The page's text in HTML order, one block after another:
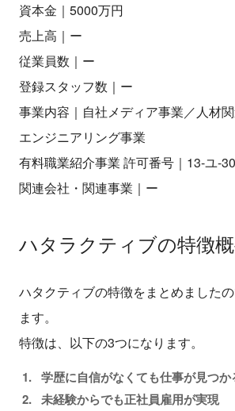
資本金｜5000万円
売上高｜ー
従業員数｜ー
登録スタッフ数｜ー
事業内容｜自社メディア事業／人材
エンジニアリング事業
有料職業紹介事業 許可番号｜13-ユ-
関連会社・関連事業｜ー
ハタラクティブの特徴
ハタクティブの特徴をまとめました
ます。
特徴は、以下の3つになります。
学歴に自信がなくても仕事が見つか
未経験からでも正社員雇用が実現